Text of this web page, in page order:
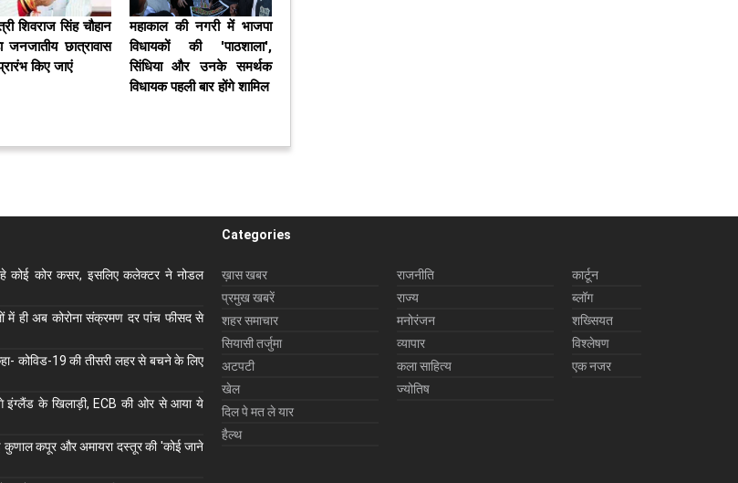
शिवराज सिंह चौहान
छात्रावास
किए जाएं
महाकाल की नगरी में भाजपा
विधायकों की 'पाठशाला',
सिंधिया और उनके समर्थक
विधायक पहली बार होंगे शामिल
कोई कोर कसर, इसलिए कलेक्‍टर ने नोडल
में ही अब कोरोना संक्रमण दर पांच फीसद से
कोविड-19 की तीसरी लहर से बचने के लिए
इंग्लैंड के खिलाड़ी, ECB की ओर से आया ये
कुणाल कपूर और अमायरा दस्तूर की 'कोई जाने
Categories
ख़ास खबर
प्रमुख खबरें
शहर समाचार
सियासी तर्जुमा
अटपटी
खेल
दिल पे मत ले यार
हैल्थ
राजनीति
राज्य
मनोरंजन
व्यापार
कला साहित्य
ज्योतिष
कार्टून
ब्लॉग
शख्सियत
विश्लेषण
एक नजर